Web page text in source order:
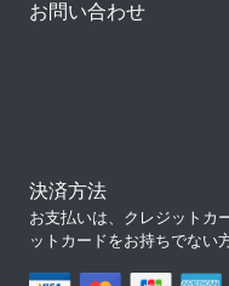
お問い合わせ
決済方法
お支払いは、クレジットカ
ットカードをお持ちでない